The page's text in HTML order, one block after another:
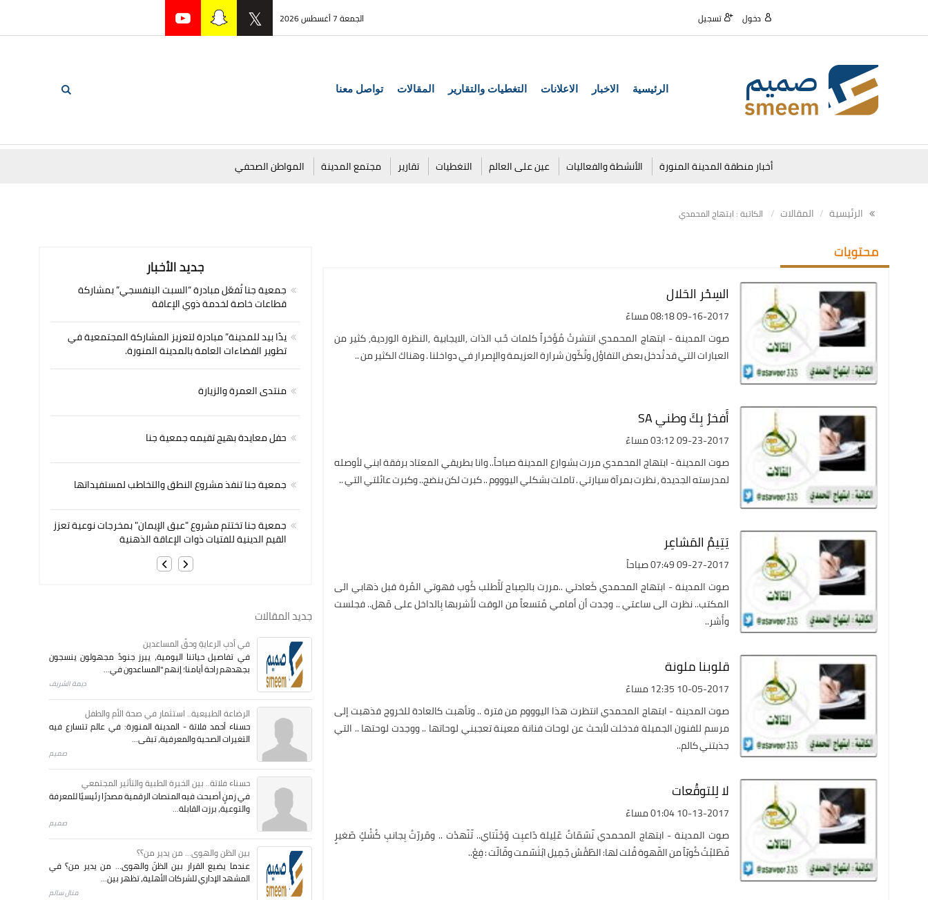
الجمعة 7 أغسطس 2026 دخول تسجيل
الرئيسية الاخبار الاعلانات التغطيات والتقارير المقالات تواصل معنا
أخبار منطقة المدينة المنورة الأنشطة والفعاليات عين على العالم التغطيات تقارير مجتمع المدينة المواطن الصحفي
الرئيسية المقالات الكاتبة : ابتهاج المحمدي
محتويات
السِحْر الحَلال
09-16-2017 08:18 مساءً
صوت المدينة - ابتهاج المحمدي انتشرتْ مُؤخراً كلمات حُب الذات ,الايجابية ,النظرة الوردية, كثير من
العبارات التي قد تُدخل بعض التفاؤل وتُكّون شرارة العزيمة والإصرار في دواخلنا . وهناك الكثير من ..
أَفخرُ بِكَ وطني SA
09-23-2017 03:12 مساءً
صوت المدينة - ابتهاج المحمدي مررت بشوارع المدينة صباحاً.. وانا بطريقي المعتاد برفقة ابني لأوصله
لمدرسته الجديدة , نظرت بمرآة سيارتي . تاملت بشكلي اليوووم .. كبرت لكن بنضج.. وكبرت عائلتي التي ..
يَتِيمُ المَشاعِر
09-27-2017 07:49 صباحاً
صوت المدينة - ابتهاج المحمدي كَعادتي ..مررت بالصِباح لَأٓطلب كُوب قهوتي المُرة قبل ذهابي الى
المكتب.. نظرت الى ساعتي .. وجدت أن أمامي مُتسعاً من الوقت لأَشربها بِالداخل على مٓهل.. فجلست
وأَشر..
قلوبنا ملونة
10-05-2017 12:35 مساءً
صوت المدينة - ابتهاج المحمدي انتظرت هذا اليوووم من فترة .. وتأهبت كالعادة للخروج فذهبت إلى
مرسم للفنون الجميلة فدخلت لأبحث عن لوحات فنانة معينة تعجبني لوحاتها .. ووجدت لوحتها .. التي
جذبتني كالم..
لا لِلتوقُعات
10-13-2017 01:04 مساءً
صوت المدينة - ابتهاج المحمدي نٓسٓمٓاتٌ عٓلِيلة دٓاعبِت وٓجْنٓتاي.. تٓنٓهدْت .. ومٓررٓتُ بِجانبِ كُشْكٍ صٓغيرٍ
فٓطٓلبْتُ كُوبٓاً من القٓهوة قُلت لها: الطٓقْسُ جٓمِيل ابْتٰسٓمت وقٓالٓت : فِعْ..
جديد الأخبار
جمعية جنا تُفعّل مبادرة “السبت البنفسجي” بمشاركة
قطاعات خاصة لخدمة ذوي الإعاقة
يدًا بيد للمدينة” مبادرة لتعزيز المشاركة المجتمعية في
تطوير الفضاءات العامة بالمدينة المنورة.
منتدى العمرة والزيارة
حفل معايدة بهيج تقيمه جمعية جنا
جمعية جنا تنفذ مشروع النطق والتخاطب لمستفيداتها
جمعية جنا تختتم مشروع "عبق الإيمان" بمخرجات نوعية تعزز
القيم الدينية للفتيات ذوات الإعاقة الذهنية
جديد المقالات
في أدبِ الرعايةِ وحقِّ المساعدين
في تفاصيل حياتنا اليومية، يبرز جنودٌ مجهولون ينسجون
بجهدهم راحة أيامنا؛ إنهم "المساعدون في...
ديمة الشريف
الرضاعة الطبيعية.. استثمار في صحة الأم والطفل
حسناء أحمد فلاتة - المدينة المنورة: في عالم تتسارع فيه
التغيرات الصحية والمعرفية، تبقى...
صميم
حسناء فلاتة.. بين الخبرة الطبية والتأثير المجتمعي
في زمنٍ أصبحت فيه المنصات الرقمية مصدرًا رئيسيًا للمعرفة
والتوعية، برزت القابلة...
صميم
بين الظن والهوى... من يدير من؟؟
عندما يضيع القرار بين الظنّ والهوى… من يدير من؟ في
المشهد الإداري للشركات الأهلية، تظهر بين...
منال سالم